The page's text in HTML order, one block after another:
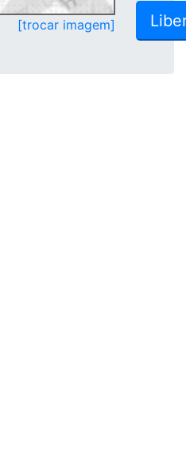
[trocar imagem]